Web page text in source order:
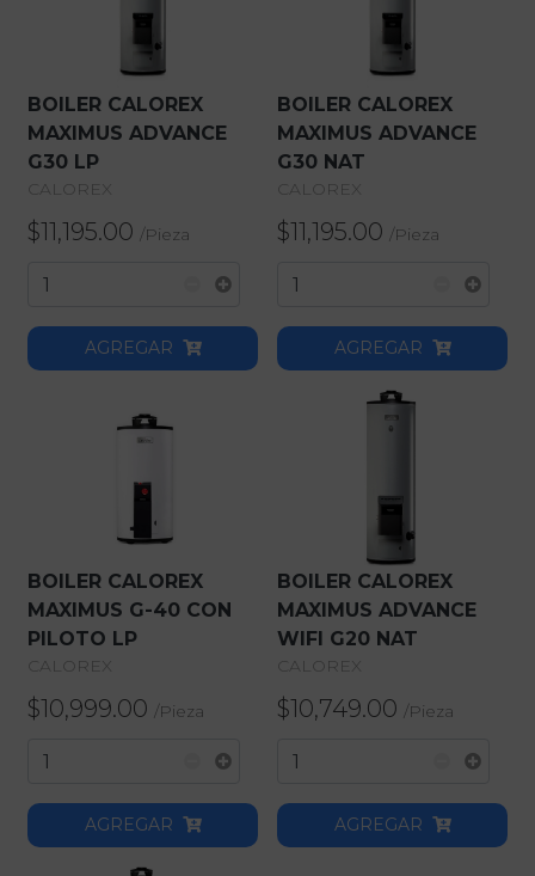
BOILER CALOREX
MAXIMUS ADVANCE
G30 LP
CALOREX
$11,195.00 /Pieza
AGREGAR
BOILER CALOREX
MAXIMUS ADVANCE
G30 NAT
CALOREX
$11,195.00 /Pieza
AGREGAR
BOILER CALOREX
MAXIMUS G-40 CON
PILOTO LP
CALOREX
$10,999.00 /Pieza
AGREGAR
BOILER CALOREX
MAXIMUS ADVANCE
WIFI G20 NAT
CALOREX
$10,749.00 /Pieza
AGREGAR